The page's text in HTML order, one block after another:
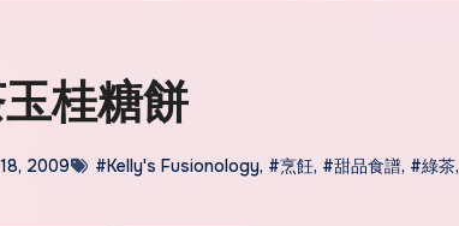
桂糖餅
2009 #Kelly's Fusionology, #烹飪, #甜品食譜, #綠茶,